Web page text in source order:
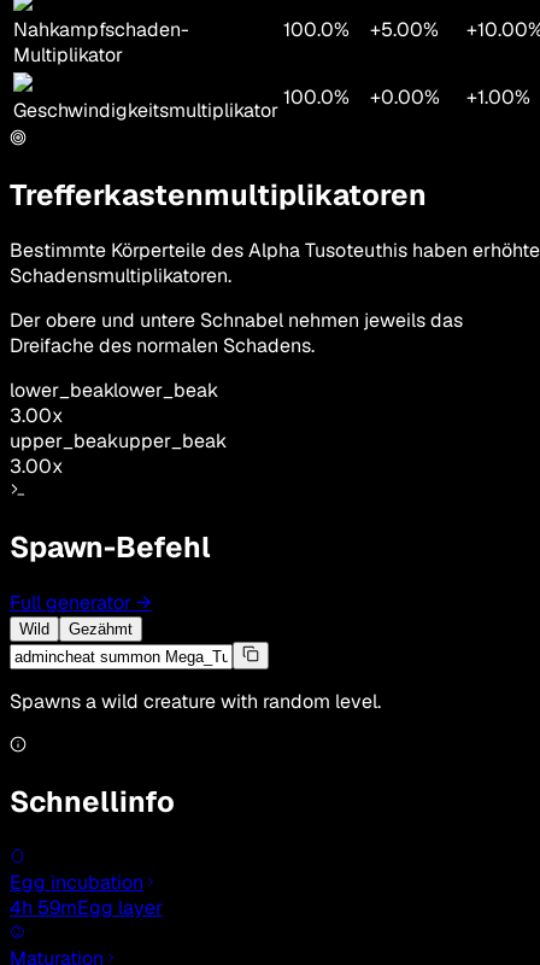
Nahkampfschaden-
Multiplikator
100.0% +5.00%
Geschwindigkeitsmultiplikator
100.0% +0.00% +1.00%
Trefferkastenmultiplikatoren
Bestimmte Körperteile des Alpha Tusoteuthis haben erhöhte
Schadensmultiplikatoren.
Der obere und untere Schnabel nehmen jeweils das
Dreifache des normalen Schadens.
lower_beaklower_beak
3.00x
upper_beakupper_beak
3.00x
Spawn-Befehl
Full generator→
Wild Gezähmt
Spawns a wild creature with random level.
Schnellinfo
Egg incubation
4h 59mEgg layer
Maturation